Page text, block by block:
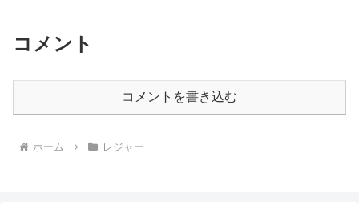
コメント
コメントを書き込む
ホーム レジャー